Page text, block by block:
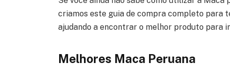
criamos este guia de compra completo para
ajudando a encontrar o melhor produto para
Melhores Maca Peruana